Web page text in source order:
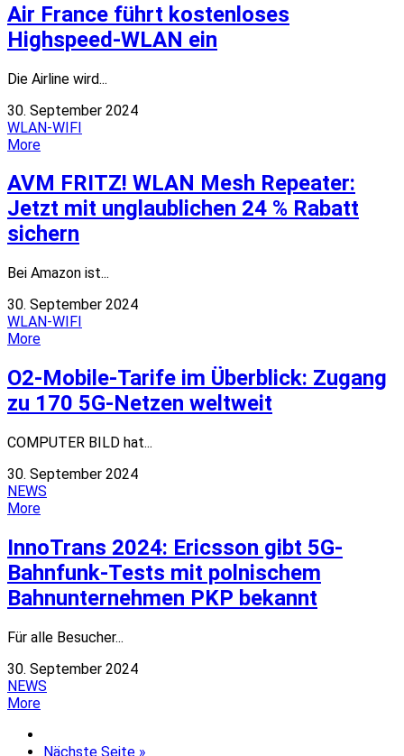
Air France führt kostenloses
Highspeed-WLAN ein
Die Airline wird...
30. September 2024
WLAN-WIFI
More
AVM FRITZ! WLAN Mesh Repeater:
Jetzt mit unglaublichen 24 % Rabatt
sichern
Bei Amazon ist...
30. September 2024
WLAN-WIFI
More
O2-Mobile-Tarife im Überblick: Zugang
zu 170 5G-Netzen weltweit
COMPUTER BILD hat...
30. September 2024
NEWS
More
InnoTrans 2024: Ericsson gibt 5G-
Bahnfunk-Tests mit polnischem
Bahnunternehmen PKP bekannt
Für alle Besucher...
30. September 2024
NEWS
More
Nächste Seite »